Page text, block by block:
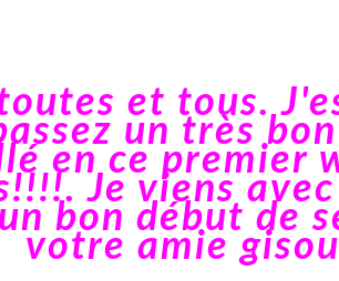
et tous.
un très
en ce premier
Je viens
bon début de
votre amie